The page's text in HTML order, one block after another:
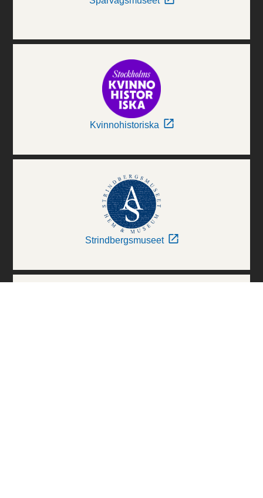
Kvinnohistoriska
Strindbergsmuseet